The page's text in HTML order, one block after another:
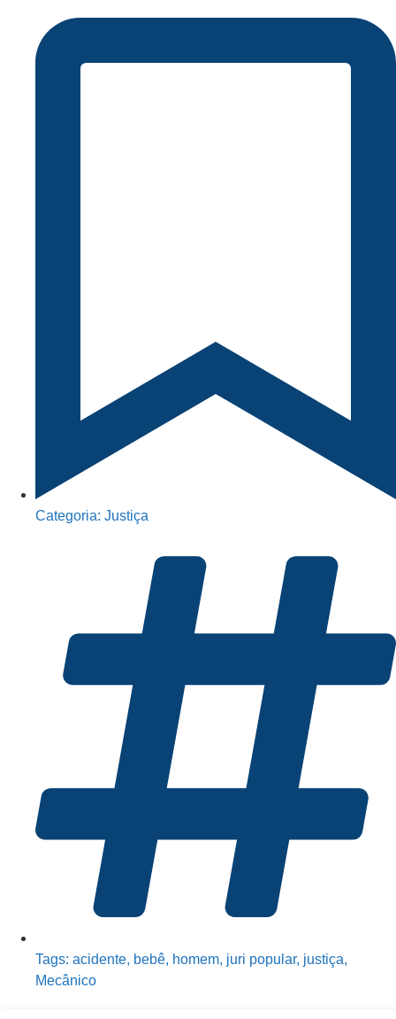
Categoria: Justiça
Tags: acidente, bebê, homem, juri popular, justiça,
Mecânico